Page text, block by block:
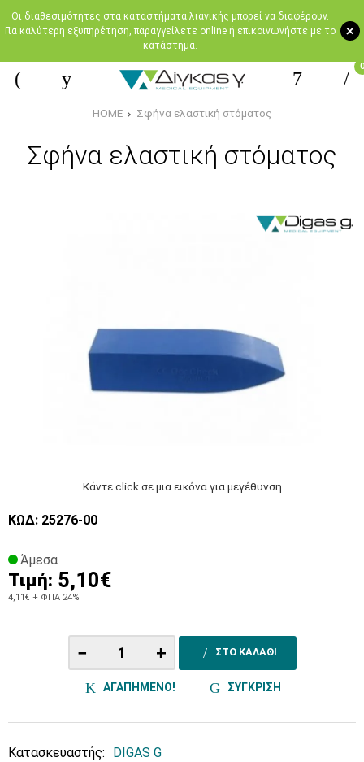
+
Oι διαθεσιμότητες στα καταστήματα λιανικής μπορεί να διαφέρουν.
Για καλύτερη εξυπηρέτηση, παραγγείλετε online ή επικοινωνήστε με το
κατάστημα.
0
HOME Σφήνα ελαστική στόματος
Σφήνα ελαστική στόματος
Κάντε click σε μια εικόνα για μεγέθυνση
ΚΩΔ: 25276-00
Άμεσα
Τιμή: 5,10€
4,11€ + ΦΠΑ 24%
− + ΣΤΟ ΚΑΛΑΘΙ
ΑΓΑΠΗΜΕΝΟ! ΣΥΓΚΡΙΣΗ
Κατασκευαστής: DIGAS G